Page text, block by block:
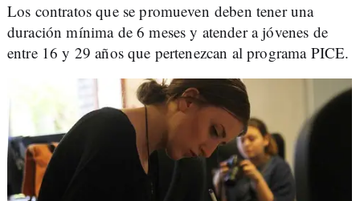
Los contratos que se promueven deben tener una
duración mínima de 6 meses y atender a jóvenes de
entre 16 y 29 años que pertenezcan al programa PICE.